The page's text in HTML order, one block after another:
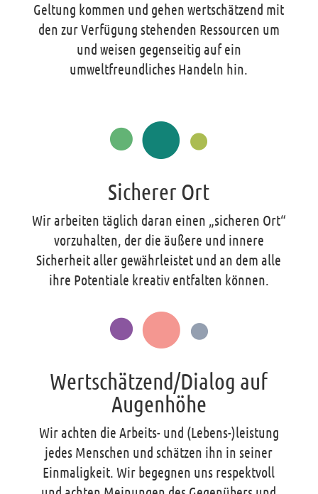
Geltung kommen und gehen wertschätzend mit
den zur Verfügung stehenden Ressourcen um
und weisen gegenseitig auf ein
umweltfreundliches Handeln hin.
Sicherer Ort
Wir arbeiten täglich daran einen „sicheren Ort“
vorzuhalten, der die äußere und innere
Sicherheit aller gewährleistet und an dem alle
ihre Potentiale kreativ entfalten können.
Wertschätzend/Dialog auf
Augenhöhe
Wir achten die Arbeits- und (Lebens-)leistung
jedes Menschen und schätzen ihn in seiner
Einmaligkeit. Wir begegnen uns respektvoll